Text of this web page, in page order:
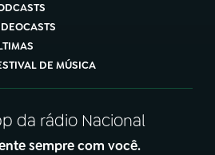
DE MÚSICA
da rádio Nacional
sempre com você.